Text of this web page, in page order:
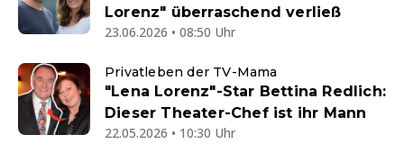
Lorenz" überraschend verließ
23.06.2026 • 08:50 Uhr
Privatleben der TV-Mama
"Lena Lorenz"-Star Bettina Redlich:
Dieser Theater-Chef ist ihr Mann
22.05.2026 • 10:30 Uhr